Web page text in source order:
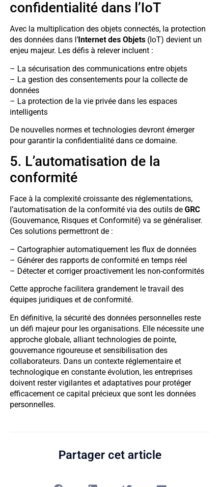
confidentialité dans l’IoT
Avec la multiplication des objets connectés, la protection
des données dans l’ Internet des Objets (IoT) devient un
enjeu majeur. Les défis à relever incluent :
– La sécurisation des communications entre objets
– La gestion des consentements pour la collecte de
données
– La protection de la vie privée dans les espaces
intelligents
De nouvelles normes et technologies devront émerger
pour garantir la confidentialité dans ce domaine.
5. L’automatisation de la
conformité
Face à la complexité croissante des réglementations,
l’automatisation de la conformité via des outils de GRC
(Gouvernance, Risques et Conformité) va se généraliser.
Ces solutions permettront de :
– Cartographier automatiquement les flux de données
– Générer des rapports de conformité en temps réel
– Détecter et corriger proactivement les non-conformités
Cette approche facilitera grandement le travail des
équipes juridiques et de conformité.
En définitive, la sécurité des données personnelles reste
un défi majeur pour les organisations. Elle nécessite une
approche globale, alliant technologies de pointe,
gouvernance rigoureuse et sensibilisation des
collaborateurs. Dans un contexte réglementaire et
technologique en constante évolution, les entreprises
doivent rester vigilantes et adaptatives pour protéger
efficacement ce capital précieux que sont les données
personnelles.
Partager cet article